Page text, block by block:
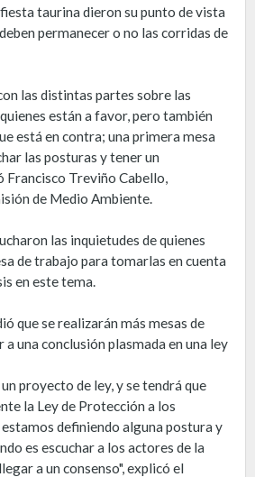
taurina dieron su punto de vista
permanecer o no las corridas de
las distintas partes sobre las
están a favor, pero también
está en contra; una primera mesa
las posturas y tener un
Francisco Treviño Cabello,
de Medio Ambiente.
las inquietudes de quienes
de trabajo para tomarlas en cuenta
en este tema.
que se realizarán más mesas de
una conclusión plasmada en una ley
proyecto de ley, y se tendrá que
la Ley de Protección a los
definiendo alguna postura y
es escuchar a los actores de la
a un consenso", explicó el